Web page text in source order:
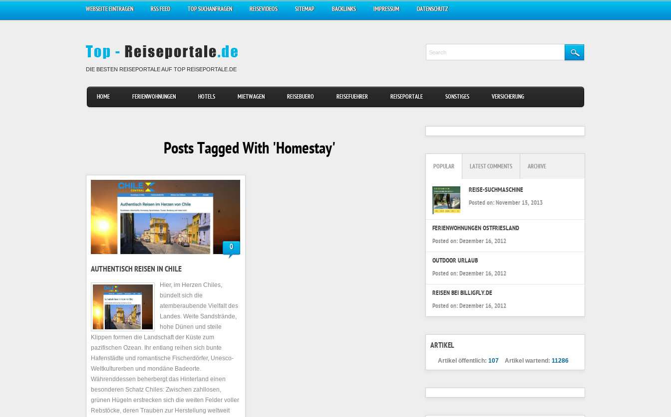
WEBSEITE EINTRAGEN RSS FEED TOP SUCHANFRAGEN REISEVIDEOS SITEMAP BACKLINKS IMPRESSUM DATENSCHUTZ
DIE BESTEN REISEPORTALE AUF TOP REISEPORTALE.DE
HOME FERIENWOHNUNGEN HOTELS MIETWAGEN REISEBUERO REISEFUEHRER REISEPORTALE SONSTIGES VERSICHERUNG
Posts Tagged With 'Homestay'
0
AUTHENTISCH REISEN IN CHILE
Hier, im Herzen Chiles,
bündelt sich die
atemberaubende Vielfalt des
Landes. Weite Sandstrände,
hohe Dünen und steile
Klippen formen die Landschaft der Küste zum
pazifischen Ozean. Ihr entlang reihen sich bunte
Hafenstädte und romantische Fischerdörfer, Unesco-
Weltkulturerben und mondäne Badeorte.
Währenddessen beherbergt das Hinterland einen
besonderen Schatz Chiles: Zwischen zahllosen,
grünen Hügeln erstrecken sich die weiten Felder voller
Rebstöcke, deren Trauben zur Herstellung weltweit
POPULAR LATEST COMMENTS ARCHIVE
REISE-SUCHMASCHINE
Posted on: November 15, 2013
FERIENWOHNUNGEN OSTFRIESLAND
Posted on: Dezember 16, 2012
OUTDOOR URLAUB
Posted on: Dezember 16, 2012
REISEN BEI BILLIGFLY.DE
Posted on: Dezember 16, 2012
ARTIKEL
Artikel öffentlich: 107Artikel wartend: 11286